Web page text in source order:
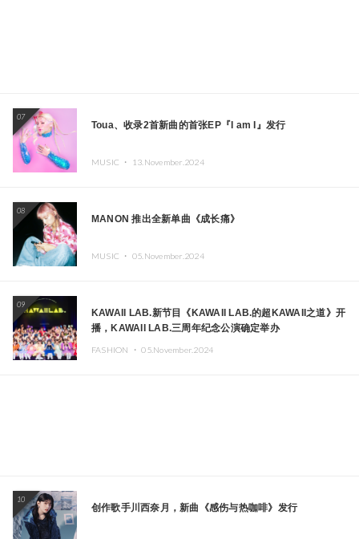
07
Toua、收录2首新曲的首张EP『I am I』发行
MUSIC ・ 13.November.2024
08
MANON 推出全新单曲《成长痛》
MUSIC ・ 05.November.2024
09
KAWAII LAB.新节目《KAWAII LAB.的超KAWAII之道》开
播，KAWAII LAB.三周年纪念公演确定举办
FASHION ・05.November.2024
10
创作歌手川西奈月，新曲《感伤与热咖啡》发行